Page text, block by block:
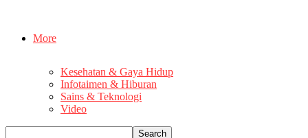
More
Kesehatan & Gaya Hidup
Infotaimen & Hiburan
Sains & Teknologi
Video